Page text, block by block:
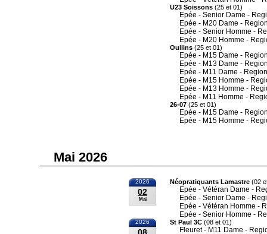
U23 Soissons (25 et 01)
Epée - Senior Dame -
Epée - M20 Dame -
Epée - Senior Homme -
Epée - M20 Homme -
Oullins (25 et 01)
Epée - M15 Dame -
Epée - M13 Dame -
Epée - M11 Dame -
Epée - M15 Homme -
Epée - M13 Homme -
Epée - M11 Homme -
26-07 (25 et 01)
Epée - M15 Dame -
Epée - M15 Homme -
Mai 2026
2026
02
Mai
Néopratiquants Lamastre (02
Epée - Vétéran Dame -
Epée - Senior Dame -
Epée - Vétéran Homme -
Epée - Senior Homme -
2026 St Paul 3C (08 et 01)
Fleuret - M11 Dame -